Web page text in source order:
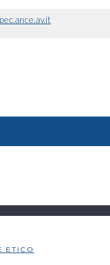
ETICO